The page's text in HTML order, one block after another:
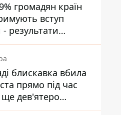
громадян країн
вступ
- результати
блискавка вбила
прямо під час
дев'ятеро